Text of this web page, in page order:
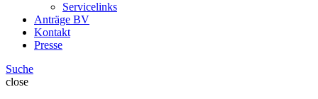
Servicelinks
Anträge BV
Kontakt
Presse
Suche
close